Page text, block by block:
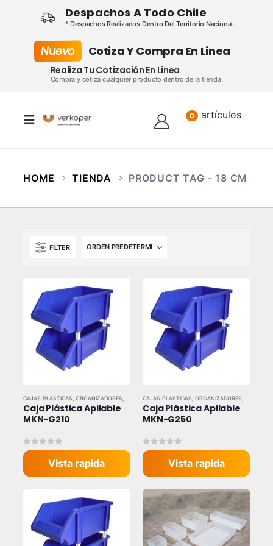
Despachos A Todo Chile
* Despachos Realizados Dentro Del Territorio Nacional.
Nuevo Cotiza Y Compra En Linea
Realiza Tu Cotización En Linea
Compra y cotiza cualquier producto dentro de la tienda.
0 artículos
HOME TIENDA PRODUCT TAG - 18 CM
FILTER
CAJAS PLASTICAS ORGANIZADORES TODAS LAS MARCAS
Caja Plástica Apilable
MKN-G210
0out of 5
Vista rapida
CAJAS PLASTICAS ORGANIZADORES
Caja Plástica Apilable
MKN-G250
0out of 5
Vista rapida